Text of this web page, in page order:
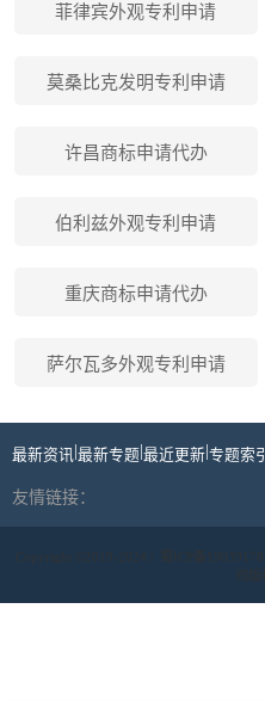
菲律宾外观专利申请
莫桑比克发明专利申请
许昌商标申请代办
伯利兹外观专利申请
重庆商标申请代办
萨尔瓦多外观专利申请
最新资讯 |最新专题|最近更新|专题索引
友情链接：